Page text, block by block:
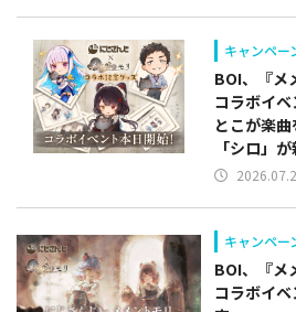
キャンペー
BOI、『メ
コラボイ
とこが楽
「シロ」
キャンペー
BOI、『メ
コラボイ